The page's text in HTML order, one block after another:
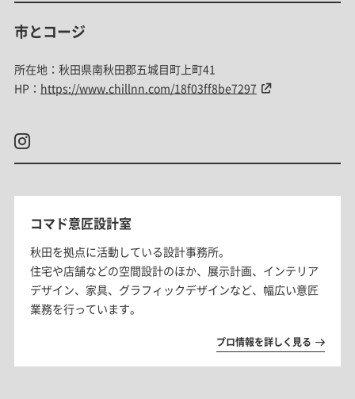
市とコージ
所在地：秋田県南秋田郡五城目町上町41
HP： https://www.chillnn.com/18f03ff8be7297
コマド意匠設計室
秋田を拠点に活動している設計事務所。
住宅や店舗などの空間設計のほか、展示計画、 インテリア
デザイン、家具、グラフィックデザインなど、 幅広い意匠
業務を行っています。
プロ情報を詳しく見る